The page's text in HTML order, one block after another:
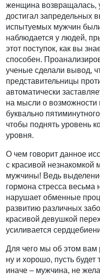
женщина возвращалась,
достигал запредельных
испытуемых мужчин
наблюдается у людей,
этот поступок, как вы
способен.
ученые сделали вывод,
представительницы
автоматически
на мысли о возможности
буквально
чтобы поднять уровень
уровня.
О чем говорит данное
с красивой незнакомкой
мужчины! Ведь
гормона стресса весьма
нарушает обменные
развитию различных
красивой девушкой
усиливается
Для чего мы об этом вам
ну и хорошо, пусть
иначе – мужчина, не